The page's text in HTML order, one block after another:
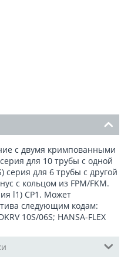
с двумя кримпованными
для 10 трубы с одной
серия для 6 трубы с другой
с кольцом из FPM/FKM.
l1) CP1. Может
следующим кодам:
10S/06S; HANSA-FLEX